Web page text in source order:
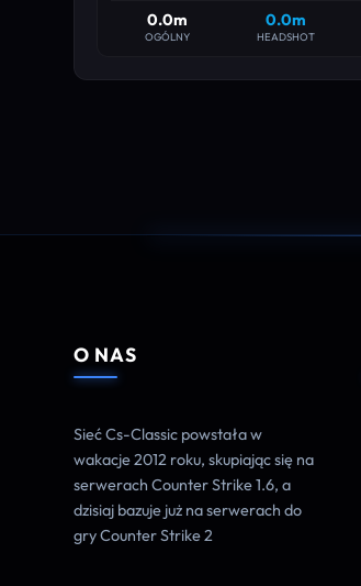
0.0m
OGÓLNY
0.0m
HEADSHOT
O NAS
Sieć Cs-Classic powstała w
wakacje 2012 roku, skupiając się na
serwerach Counter Strike 1.6, a
dzisiaj bazuje już na serwerach do
gry Counter Strike 2